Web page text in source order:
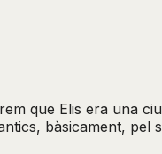
que Elis era una
bàsicament, pel